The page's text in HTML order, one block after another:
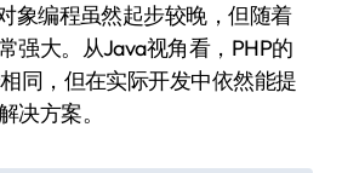
象编程虽然起步较晚，但随着
强大。从Java视角看，PHP的
同，但在实际开发中依然能提
决方案。